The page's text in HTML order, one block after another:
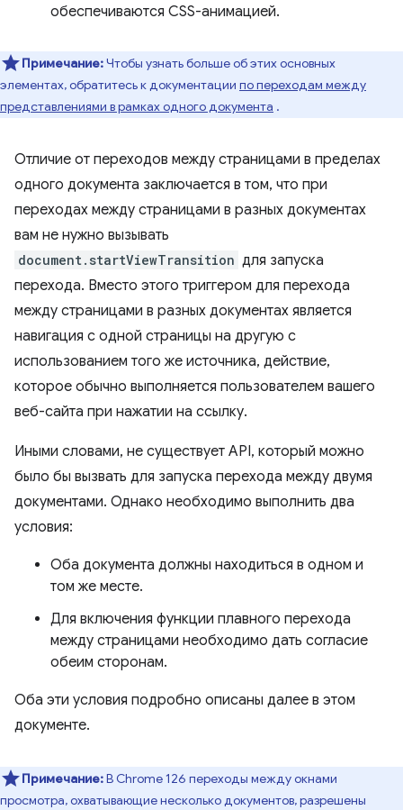
обеспечиваются CSS-анимацией.
Примечание:Чтобы узнать больше об этих основных
элементах, обратитесь к документации по переходам между
представлениями в рамках одного документа .
Отличие от переходов между страницами в пределах
одного документа заключается в том, что при
переходах между страницами в разных документах
вам не нужно вызывать
document.startViewTransition для запуска
перехода. Вместо этого триггером для перехода
между страницами в разных документах является
навигация с одной страницы на другую с
использованием того же источника, действие,
которое обычно выполняется пользователем вашего
веб-сайта при нажатии на ссылку.
Иными словами, не существует API, который можно
было бы вызвать для запуска перехода между двумя
документами. Однако необходимо выполнить два
условия:
Оба документа должны находиться в одном и
том же месте.
Для включения функции плавного перехода
между страницами необходимо дать согласие
обеим сторонам.
Оба эти условия подробно описаны далее в этом
документе.
Примечание:В Chrome 126 переходы между окнами
просмотра, охватывающие несколько документов, разрешены